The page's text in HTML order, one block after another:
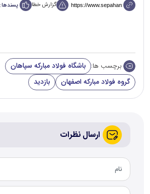
گزارش خطا پسندها:
برچسب ها: باشگاه فولاد مبارکه سپاهان
گروه فولاد مبارکه اصفهان
بازدید
ارسال نظرات